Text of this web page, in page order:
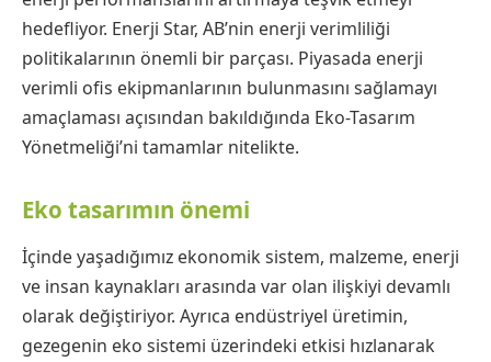
hedefliyor. Enerji Star, AB’nin enerji verimliliği
politikalarının önemli bir parçası. Piyasada enerji
verimli ofis ekipmanlarının bulunmasını sağlamayı
amaçlaması açısından bakıldığında Eko-Tasarım
Yönetmeliği’ni tamamlar nitelikte.
Eko tasarımın önemi
İçinde yaşadığımız ekonomik sistem, malzeme, enerji
ve insan kaynakları arasında var olan ilişkiyi devamlı
olarak değiştiriyor. Ayrıca endüstriyel üretimin,
gezegenin eko sistemi üzerindeki etkisi hızlanarak